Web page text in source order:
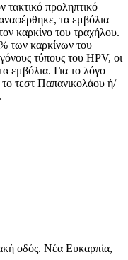
τακτικό προληπτικό
τα εμβόλια
καρκίνο του τραχήλου.
των καρκίνων του
τύπους του HPV, οι
εμβόλια. Για το λόγο
το τεστ Παπανικολάου ή/
οδός. Νέα Ευκαρπία,